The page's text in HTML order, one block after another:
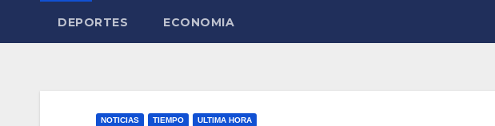
DEPORTES ECONOMIA
NOTICIAS TIEMPO ULTIMA HORA